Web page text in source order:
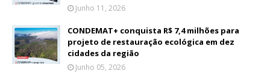
Junho 11, 2026
CONDEMAT+ conquista R$ 7,4 milhões para
projeto de restauração ecológica em dez
cidades da região
Junho 05, 2026